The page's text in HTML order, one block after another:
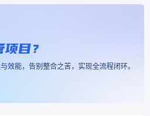
目？
效能，告别整合之苦，实现全流程闭环。